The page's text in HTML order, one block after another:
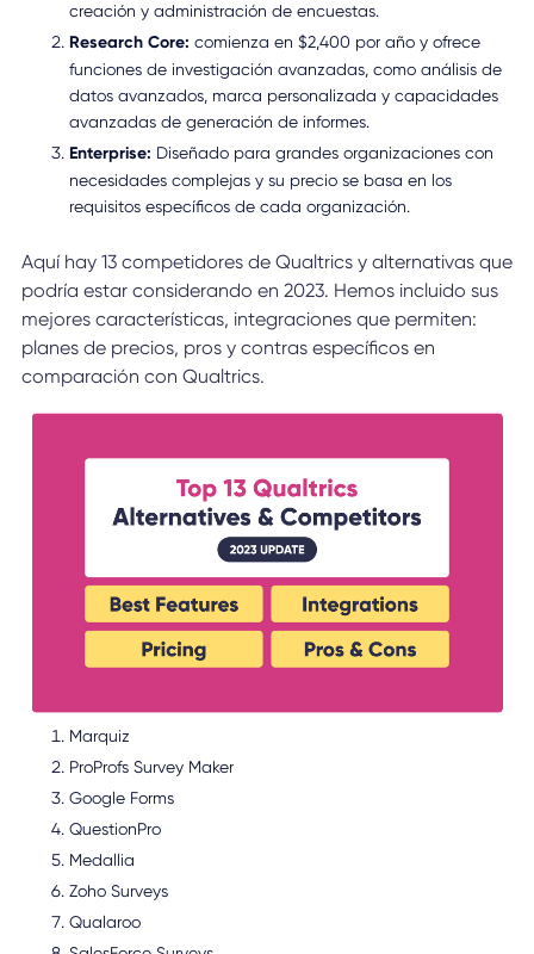
creación y administración de encuestas.
Research Core: comienza en $2,400 por año y ofrece
funciones de investigación avanzadas, como análisis de
datos avanzados, marca personalizada y capacidades
avanzadas de generación de informes.
Enterprise: Diseñado para grandes organizaciones con
necesidades complejas y su precio se basa en los
requisitos específicos de cada organización.
Aquí hay 13 competidores de Qualtrics y alternativas que
podría estar considerando en 2023. Hemos incluido sus
mejores características, integraciones que permiten:
planes de precios, pros y contras específicos en
comparación con Qualtrics.
Marquiz
ProProfs Survey Maker
Google Forms
QuestionPro
Medallia
Zoho Surveys
Qualaroo